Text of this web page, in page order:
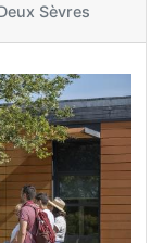
Sèvres